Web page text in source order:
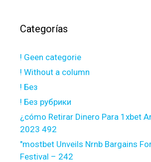
Categorías
! Geen categorie
! Without a column
! Без
! Без рубрики
¿cómo Retirar Dinero Para 1xbet
2023 492
"mostbet Unveils Nrnb Bargains
Festival – 242